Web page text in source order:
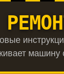
машину